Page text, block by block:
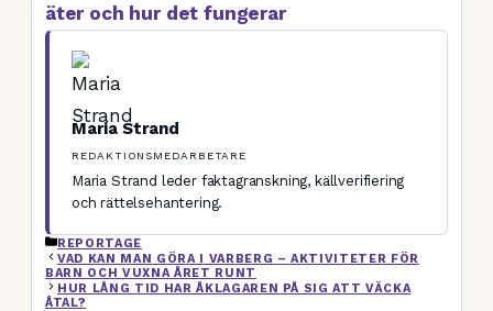
äter och hur det fungerar
Maria Strand
REDAKTIONSMEDARBETARE
Maria Strand leder faktagranskning, källverifiering
och rättelsehantering.
KATEGORIER
REPORTAGE
VAD KAN MAN GÖRA I VARBERG – AKTIVITETER FÖR
BARN OCH VUXNA ÅRET RUNT
HUR LÅNG TID HAR ÅKLAGAREN PÅ SIG ATT VÄCKA
ÅTAL?